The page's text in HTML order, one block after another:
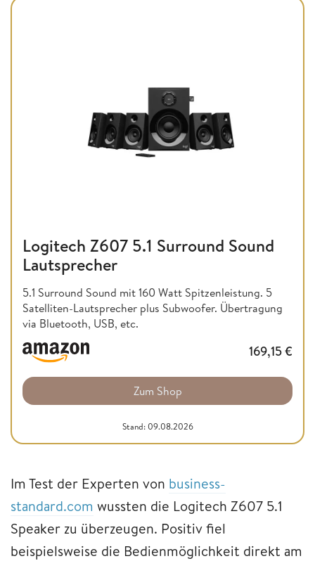
Logitech Z607 5.1 Surround Sound
Lautsprecher
5.1 Surround Sound mit 160 Watt Spitzenleistung. 5
Satelliten-Lautsprecher plus Subwoofer. Übertragung
via Bluetooth, USB, etc.
169,15€
Zum Shop
Stand: 09.08.2026
Im Test der Experten von business-
standard.com wussten die Logitech Z607 5.1
Speaker zu überzeugen. Positiv fiel
beispielsweise die Bedienmöglichkeit direkt am